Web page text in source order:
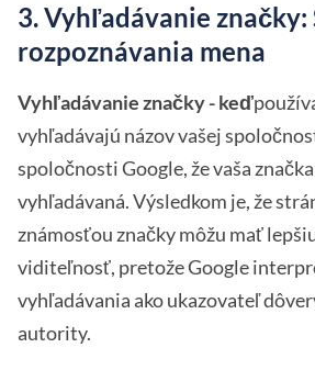
3. Vyhľadávanie značky:
rozpoznávania mena
Vyhľadávanie značky - keď
vyhľadávajú názov vašej
spoločnosti Google, že vaša
vyhľadávaná. Výsledkom je, že
známosťou značky môžu mať
viditeľnosť, pretože Google
vyhľadávania ako ukazovateľ
autority.